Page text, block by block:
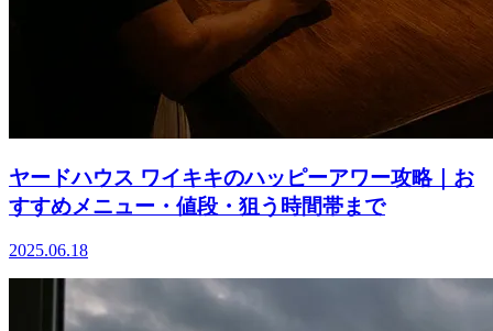
ヤードハウス ワイキキのハッピーアワー攻略｜お
すすめメニュー・値段・狙う時間帯まで
2025.06.18